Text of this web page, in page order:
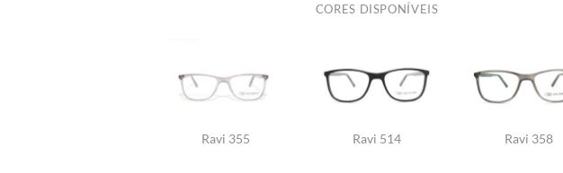
CORES DISPONÍVEIS
Ravi 355 Ravi 514 Ravi 358